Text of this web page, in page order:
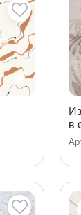
в